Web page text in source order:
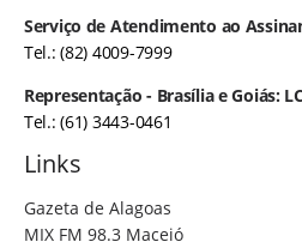
Serviço de Atendimento ao
Tel.: (82) 4009-7999
Representação - Brasília e Goiás:
Tel.: (61) 3443-0461
Links
Gazeta de Alagoas
MIX FM 98.3 Maceió